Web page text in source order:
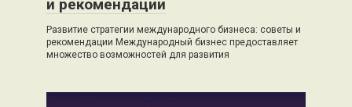
и рекомендации
Развитие стратегии международного бизнеса: советы и
рекомендации Международный бизнес предоставляет
множество возможностей для развития